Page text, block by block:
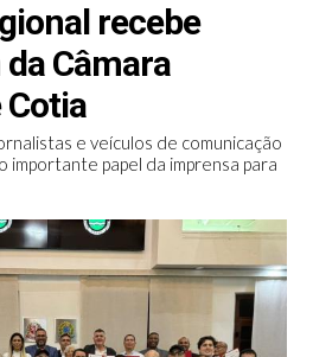
recebe
Câmara
e veículos de comunicação
importante papel da imprensa para